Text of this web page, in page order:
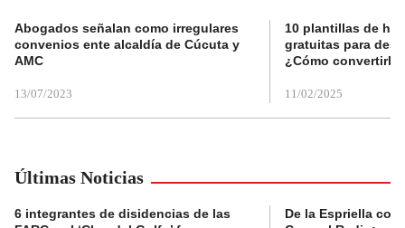
Abogados señalan como irregulares
convenios ente alcaldía de Cúcuta y
AMC
13/07/2023
10 plantillas de
gratuitas para
¿Cómo convertirla
11/02/2025
Últimas Noticias
6 integrantes de disidencias de las
De la Espriella